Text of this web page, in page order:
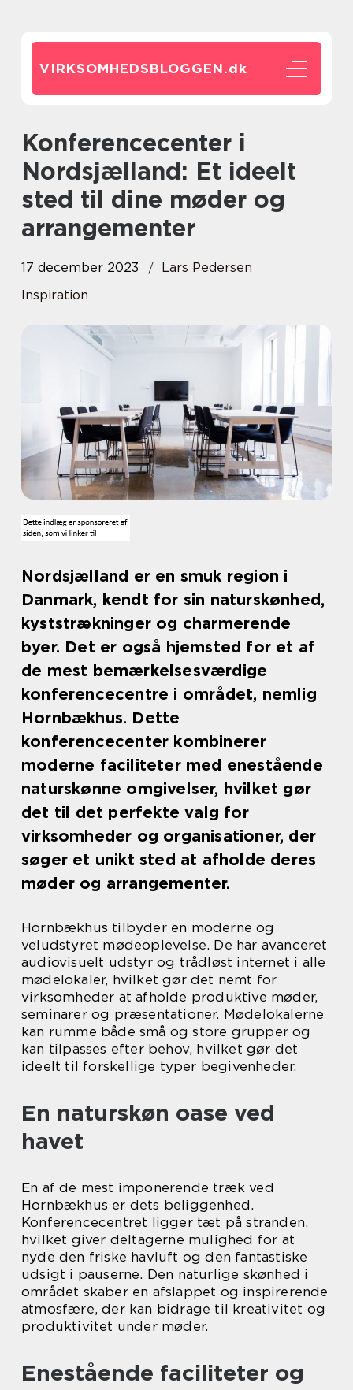
VIRKSOMHEDSBLOGGEN.dk
Konferencecenter i
Nordsjælland: Et ideelt
sted til dine møder og
arrangementer
17 december 2023
Lars Pedersen
Inspiration
Nordsjælland er en smuk region i
Danmark, kendt for sin naturskønhed,
kyststrækninger og charmerende
byer. Det er også hjemsted for et af
de mest bemærkelsesværdige
konferencecentre i området, nemlig
Hornbækhus. Dette
konferencecenter kombinerer
moderne faciliteter med enestående
naturskønne omgivelser, hvilket gør
det til det perfekte valg for
virksomheder og organisationer, der
søger et unikt sted at afholde deres
møder og arrangementer.
Hornbækhus tilbyder en moderne og
veludstyret mødeoplevelse. De har avanceret
audiovisuelt udstyr og trådløst internet i alle
mødelokaler, hvilket gør det nemt for
virksomheder at afholde produktive møder,
seminarer og præsentationer. Mødelokalerne
kan rumme både små og store grupper og
kan tilpasses efter behov, hvilket gør det
ideelt til forskellige typer begivenheder.
En naturskøn oase ved
havet
En af de mest imponerende træk ved
Hornbækhus er dets beliggenhed.
Konferencecentret ligger tæt på stranden,
hvilket giver deltagerne mulighed for at
nyde den friske havluft og den fantastiske
udsigt i pauserne. Den naturlige skønhed i
området skaber en afslappet og inspirerende
atmosfære, der kan bidrage til kreativitet og
produktivitet under møder.
Enestående faciliteter og